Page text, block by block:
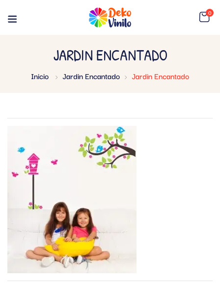
0
JARDIN ENCANTADO
Inicio Jardin Encantado Jardin Encantado